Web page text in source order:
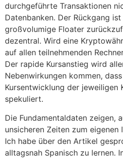
durchgeführte Transaktionen
Datenbanken. Der Rückgang
großvolumige Floater
dezentral. Wird eine
auf allen teilnehmenden
Der rapide Kursanstieg wird
Nebenwirkungen kommen,
Kursentwicklung der jeweiligen
spekuliert.
Die Fundamentaldaten zeigen,
unsicheren Zeiten zum eigenen
Ich habe über den Artikel
alltagsnah Spanisch zu lernen.